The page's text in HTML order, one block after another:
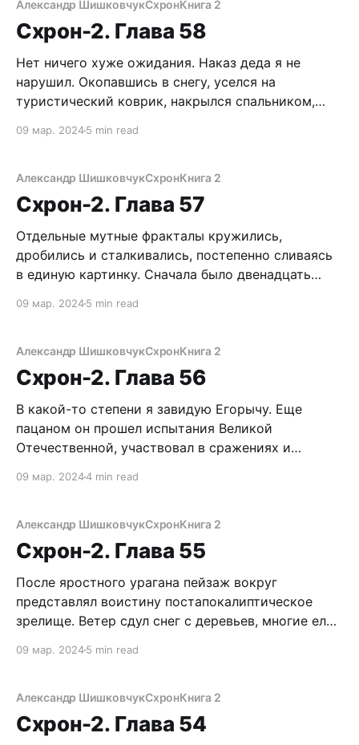
продуманный параноик со стажем, каким местом
думал? Блин, сейчас пендосцы повяжут Егорыча,
найдут мой рюкзак и Сайгу.
Александр ШишковчукСхронКнига 2
Схрон-2. Глава 58
Нет ничего хуже ожидания. Наказ деда я не
нарушил. Окопавшись в снегу, уселся на
туристический коврик, накрылся спальником,
накинул маскхалат. Для спасения от холода и
прикладывался к заветной фляжке. Блин, ну где
же Егорыч? От скуки я
09 мар. 20245 min read
Александр ШишковчукСхронКнига 2
Схрон-2. Глава 57
Отдельные мутные фракталы кружились,
дробились и сталкивались, постепенно сливаясь
в единую картинку. Сначала было двенадцать
винтовку Мосина, временами бросая на меня
Егорычей стало шесть, потом три, два… и
наконец, с громким «чпок!» слились воедино.
Голова адски звенит.
09 мар. 20245 min read
Александр ШишковчукСхронКнига 2
Схрон-2. Глава 56
В какой-то степени я завидую Егорычу. Еще
пацаном он прошел испытания Великой
Отечественной, участвовал в сражениях и
Потом долгие годы отлавливал браконьеров,
карельских лесах, вел учет поголовья животных.
Даже Третья Мировая обошла стороной деда,
зато сам он отправил
09 мар. 20244 min read
Александр ШишковчукСхронКнига 2
Схрон-2. Глава 55
После яростного урагана пейзаж вокруг
представлял воистину постапокалиптическое
зрелище. Ветер сдул снег с деревьев, многие елки
мачтами. Еще больше повалило или выдрало с
затрудняет движение. Одно радует –
безжалостная стихия стерла все следы, которые
я натоптал в окрестностях Схрона.
09 мар. 20245 min read
Александр ШишковчукСхронКнига 2
Схрон-2. Глава 54